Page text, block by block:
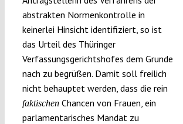
abstrakten Normenkontrolle in
keinerlei Hinsicht identifiziert, so ist
das Urteil des Thüringer
Verfassungsgerichtshofes dem Grunde
nach zu begrüßen. Damit soll freilich
nicht behauptet werden, dass die rein
faktischenChancen von Frauen, ein
parlamentarisches Mandat zu